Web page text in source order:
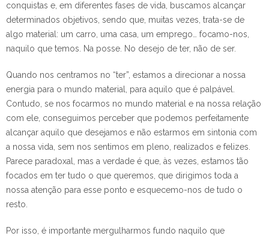
conquistas e, em diferentes fases de vida, buscamos alcançar
determinados objetivos, sendo que, muitas vezes, trata-se de
algo material: um carro, uma casa, um emprego… focamo-nos,
naquilo que temos. Na posse. No desejo de ter, não de ser.
Quando nos centramos no “ter”, estamos a direcionar a nossa
energia para o mundo material, para aquilo que é palpável.
Contudo, se nos focarmos no mundo material e na nossa relação
com ele, conseguimos perceber que podemos perfeitamente
alcançar aquilo que desejamos e não estarmos em sintonia com
a nossa vida, sem nos sentimos em pleno, realizados e felizes.
Parece paradoxal, mas a verdade é que, às vezes, estamos tão
focados em ter tudo o que queremos, que dirigimos toda a
nossa atenção para esse ponto e esquecemo-nos de tudo o
resto.
Por isso, é importante mergulharmos fundo naquilo que